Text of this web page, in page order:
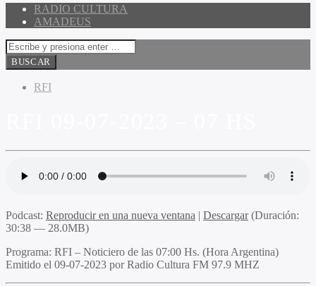
RADIO CULTURA
AMADEUS
RFI
Podcast: Reproducir en una nueva ventana | Descargar(Duración:
30:38 — 28.0MB)
Programa: RFI – Noticiero de las 07:00 Hs. (Hora Argentina)
Emitido el 09-07-2023 por Radio Cultura FM 97.9 MHZ